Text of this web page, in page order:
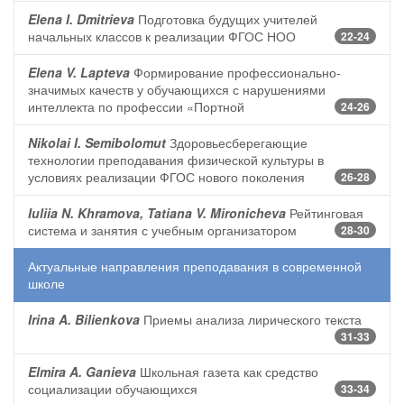
Elena I. Dmitrieva Подготовка будущих учителей
начальных классов к реализации ФГОС НОО
22-24
Elena V. Lapteva Формирование профессионально-
значимых качеств у обучающихся с нарушениями
интеллекта по профессии «Портной
24-26
Nikolai I. Semibolomut Здоровьесберегающие
технологии преподавания физической культуры в
условиях реализации ФГОС нового поколения
26-28
Iuliia N. Khramova, Tatiana V. Mironicheva Рейтинговая
система и занятия с учебным организатором
28-30
Актуальные направления преподавания в современной
школе
Irina A. Bilienkova Приемы анализа лирического текста
31-33
Elmira A. Ganieva Школьная газета как средство
социализации обучающихся
33-34